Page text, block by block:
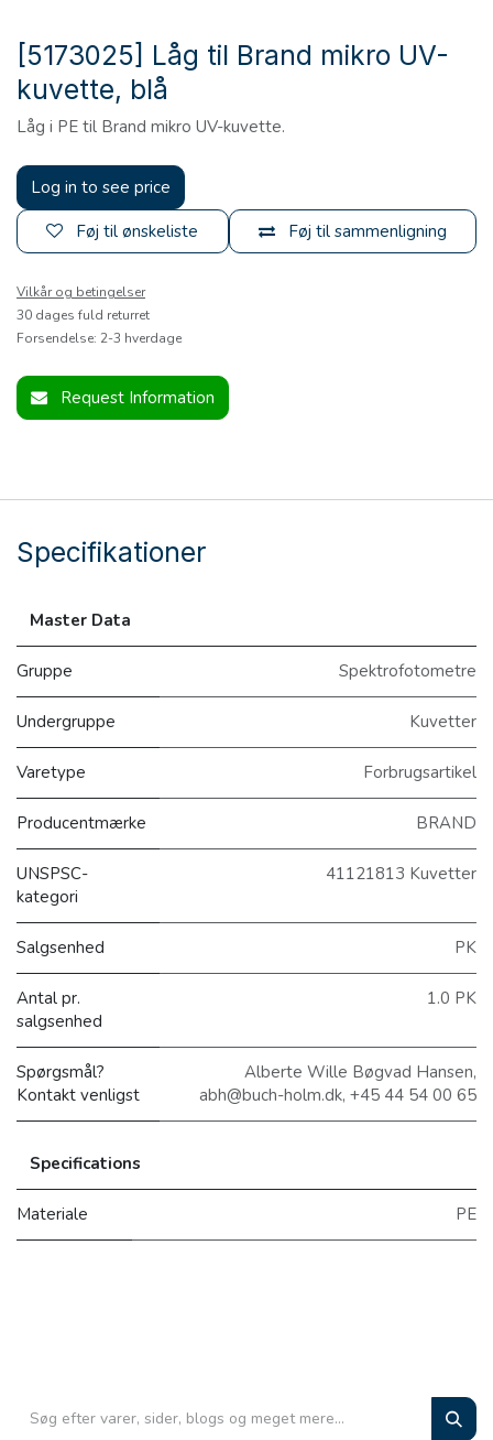
[5173025] Låg til Brand mikro UV-
kuvette, blå
Låg i PE til Brand mikro UV-kuvette.
Log in to see price
Føj til sammenligning
Føj til ønskeliste
Vilkår og betingelser
30 dages fuld returret
Forsendelse: 2-3 hverdage
Request Information
Specifikationer
Master Data
Gruppe Spektrofotometre
Undergruppe Kuvetter
Varetype Forbrugsartikel
Producentmærke BRAND
UNSPSC-
kategori
41121813 Kuvetter
Salgsenhed PK
Antal pr.
salgsenhed
1.0 PK
Spørgsmål?
Kontakt venligst
Alberte Wille Bøgvad Hansen,
abh@buch-holm.dk, +45 44 54 00 65
Specifications
Materiale PE